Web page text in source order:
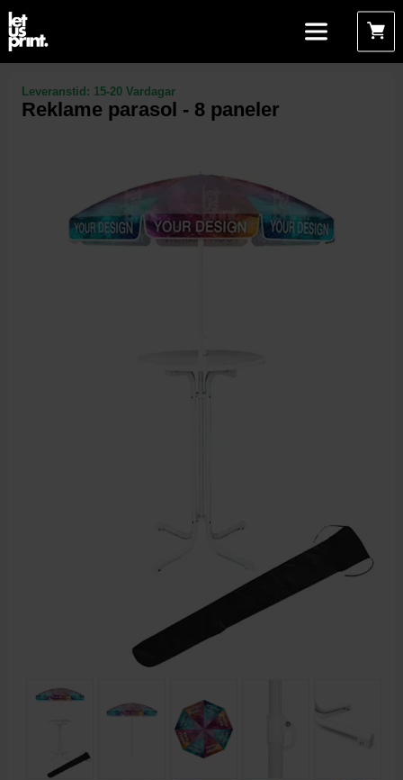
Leveranstid: 15-20 Vardagar
Reklame parasol - 8 paneler